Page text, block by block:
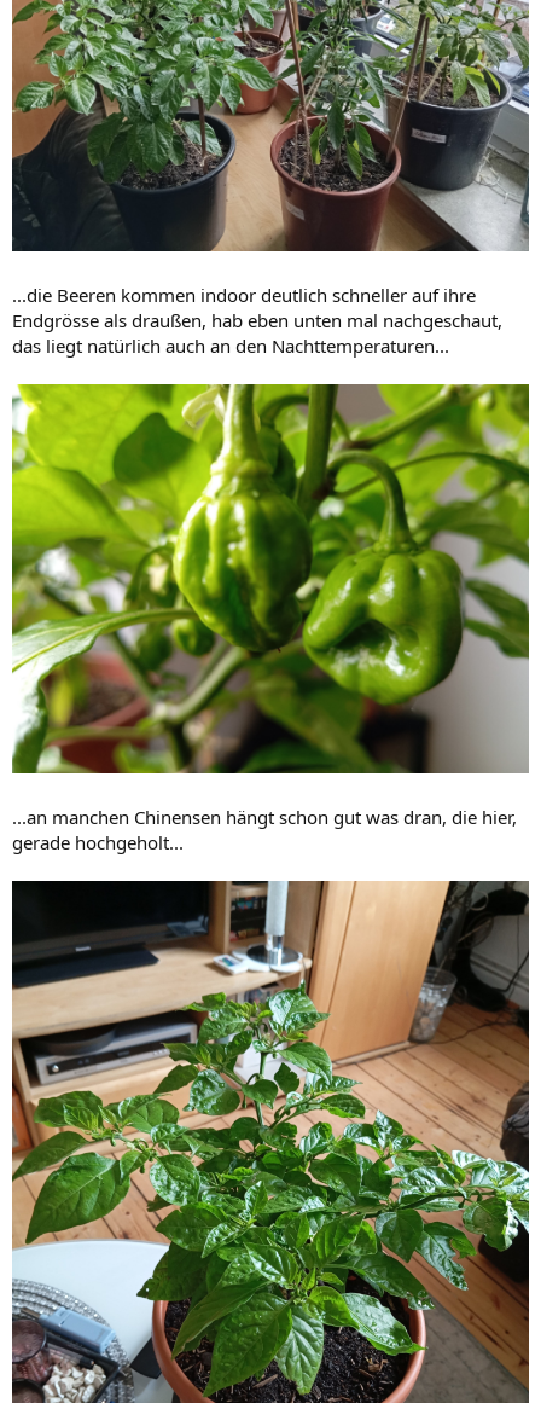
...die Beeren kommen indoor deutlich schneller auf ihre
Endgrösse als draußen, hab eben unten mal nachgeschaut,
das liegt natürlich auch an den Nachttemperaturen...
...an manchen Chinensen hängt schon gut was dran, die hier,
gerade hochgeholt...